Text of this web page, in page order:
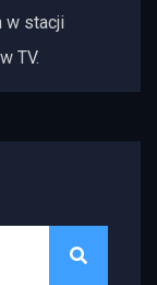
w stacji
TV.